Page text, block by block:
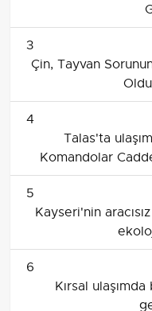
3
Çin, Tayvan
4
Talas'ta
Komandolar
5
Kayseri'nin
6
Kırsal